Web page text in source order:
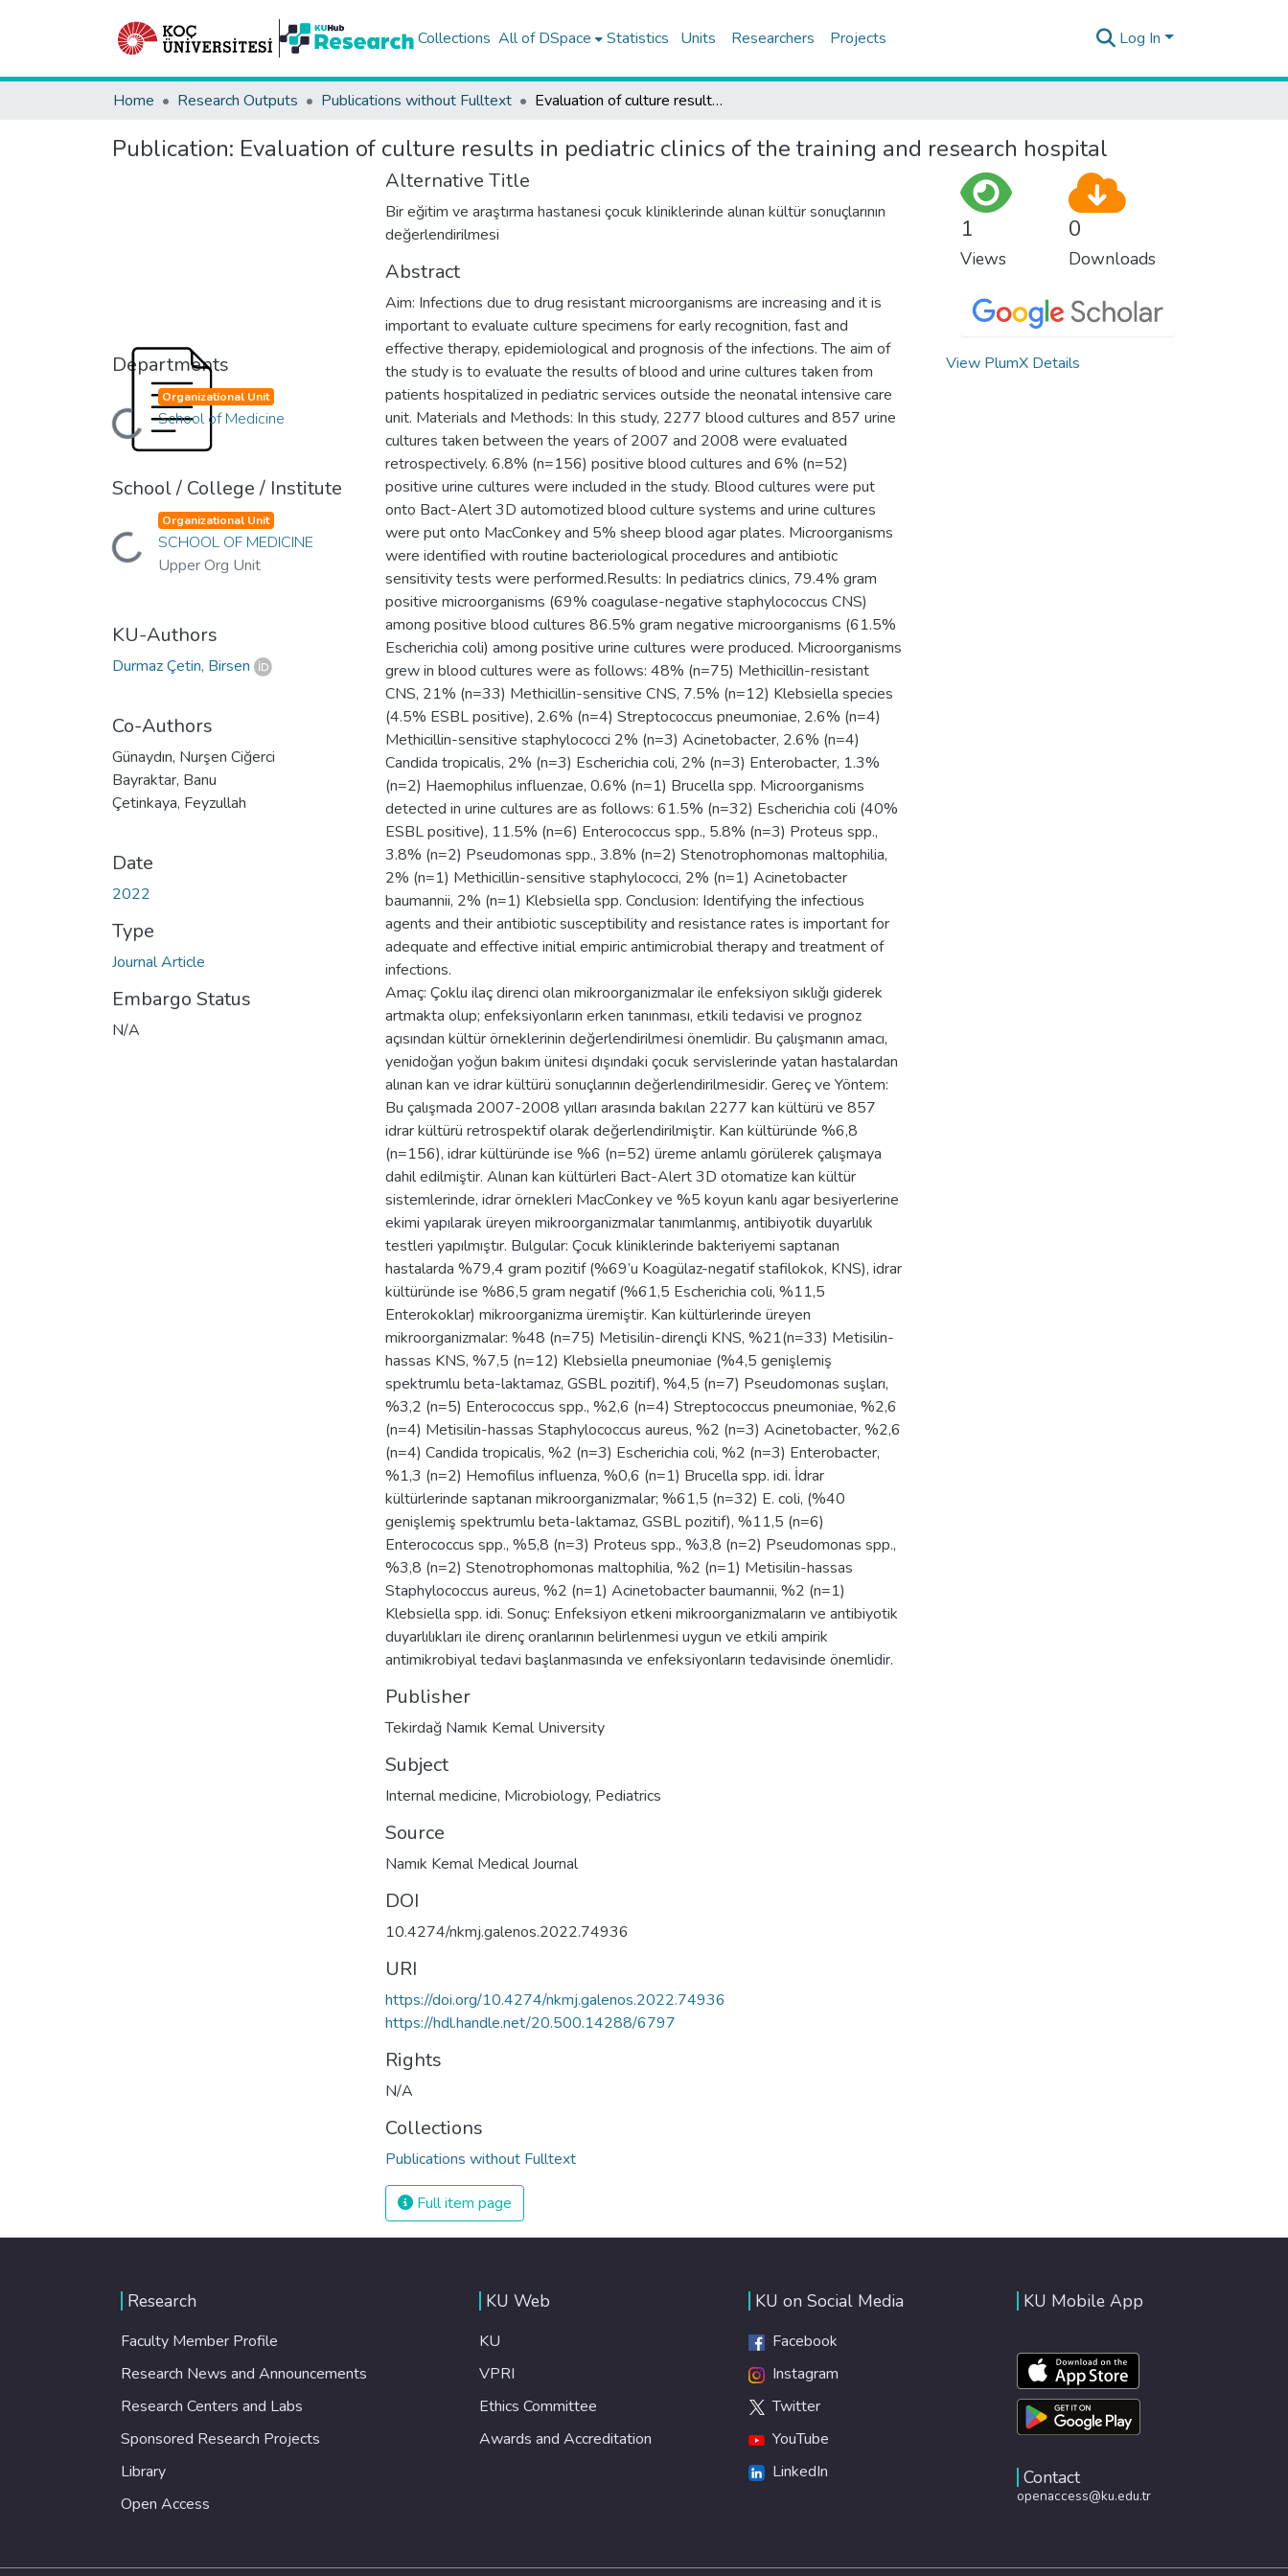
Collections All of DSpace Statistics Units Researchers Projects Log In
Home Research Outputs Publications without Fulltext Evaluation of culture results in pediatric clinics of the training and research hospital
Publication: Evaluation of culture results in pediatric clinics of the training and research hospital
Departments
Loading... Organizational Unit
School of Medicine
School / College / Institute
Loading... Organizational Unit
SCHOOL OF MEDICINE
Upper Org Unit
KU-Authors
Durmaz Çetin, Birsen
Co-Authors
Günaydın, Nurşen Ciğerci
Bayraktar, Banu
Çetinkaya, Feyzullah
Date
2022
Type
Journal Article
Embargo Status
N/A
Alternative Title
Bir eğitim ve araştırma hastanesi çocuk kliniklerinde alınan kültür sonuçlarının
değerlendirilmesi
Abstract
Aim: Infections due to drug resistant microorganisms are increasing and it is
important to evaluate culture specimens for early recognition, fast and
effective therapy, epidemiological and prognosis of the infections. The aim of
the study is to evaluate the results of blood and urine cultures taken from
patients hospitalized in pediatric services outside the neonatal intensive care
unit. Materials and Methods: In this study, 2277 blood cultures and 857 urine
cultures taken between the years of 2007 and 2008 were evaluated
retrospectively. 6.8% (n=156) positive blood cultures and 6% (n=52)
positive urine cultures were included in the study. Blood cultures were put
onto Bact-Alert 3D automotized blood culture systems and urine cultures
were put onto MacConkey and 5% sheep blood agar plates. Microorganisms
were identified with routine bacteriological procedures and antibiotic
sensitivity tests were performed.Results: In pediatrics clinics, 79.4% gram
positive microorganisms (69% coagulase-negative staphylococcus CNS)
among positive blood cultures 86.5% gram negative microorganisms (61.5%
Escherichia coli) among positive urine cultures were produced. Microorganisms
grew in blood cultures were as follows: 48% (n=75) Methicillin-resistant
CNS, 21% (n=33) Methicillin-sensitive CNS, 7.5% (n=12) Klebsiella species
(4.5% ESBL positive), 2.6% (n=4) Streptococcus pneumoniae, 2.6% (n=4)
Methicillin-sensitive staphylococci 2% (n=3) Acinetobacter, 2.6% (n=4)
Candida tropicalis, 2% (n=3) Escherichia coli, 2% (n=3) Enterobacter, 1.3%
(n=2) Haemophilus influenzae, 0.6% (n=1) Brucella spp. Microorganisms
detected in urine cultures are as follows: 61.5% (n=32) Escherichia coli (40%
ESBL positive), 11.5% (n=6) Enterococcus spp., 5.8% (n=3) Proteus spp.,
3.8% (n=2) Pseudomonas spp., 3.8% (n=2) Stenotrophomonas maltophilia,
2% (n=1) Methicillin-sensitive staphylococci, 2% (n=1) Acinetobacter
baumannii, 2% (n=1) Klebsiella spp. Conclusion: Identifying the infectious
agents and their antibiotic susceptibility and resistance rates is important for
adequate and effective initial empiric antimicrobial therapy and treatment of
infections.
Amaç: Çoklu ilaç direnci olan mikroorganizmalar ile enfeksiyon sıklığı giderek
artmakta olup; enfeksiyonların erken tanınması, etkili tedavisi ve prognoz
açısından kültür örneklerinin değerlendirilmesi önemlidir. Bu çalışmanın amacı,
yenidoğan yoğun bakım ünitesi dışındaki çocuk servislerinde yatan hastalardan
alınan kan ve idrar kültürü sonuçlarının değerlendirilmesidir. Gereç ve Yöntem:
Bu çalışmada 2007-2008 yılları arasında bakılan 2277 kan kültürü ve 857
idrar kültürü retrospektif olarak değerlendirilmiştir. Kan kültüründe %6,8
(n=156), idrar kültüründe ise %6 (n=52) üreme anlamlı görülerek çalışmaya
dahil edilmiştir. Alınan kan kültürleri Bact-Alert 3D otomatize kan kültür
sistemlerinde, idrar örnekleri MacConkey ve %5 koyun kanlı agar besiyerlerine
ekimi yapılarak üreyen mikroorganizmalar tanımlanmış, antibiyotik duyarlılık
testleri yapılmıştır. Bulgular: Çocuk kliniklerinde bakteriyemi saptanan
hastalarda %79,4 gram pozitif (%69’u Koagülaz-negatif stafilokok, KNS), idrar
kültüründe ise %86,5 gram negatif (%61,5 Escherichia coli, %11,5
Enterokoklar) mikroorganizma üremiştir. Kan kültürlerinde üreyen
mikroorganizmalar: %48 (n=75) Metisilin-dirençli KNS, %21(n=33) Metisilin-
hassas KNS, %7,5 (n=12) Klebsiella pneumoniae (%4,5 genişlemiş
spektrumlu beta-laktamaz, GSBL pozitif), %4,5 (n=7) Pseudomonas suşları,
%3,2 (n=5) Enterococcus spp., %2,6 (n=4) Streptococcus pneumoniae, %2,6
(n=4) Metisilin-hassas Staphylococcus aureus, %2 (n=3) Acinetobacter, %2,6
(n=4) Candida tropicalis, %2 (n=3) Escherichia coli, %2 (n=3) Enterobacter,
%1,3 (n=2) Hemofilus influenza, %0,6 (n=1) Brucella spp. idi. İdrar
kültürlerinde saptanan mikroorganizmalar; %61,5 (n=32) E. coli, (%40
genişlemiş spektrumlu beta-laktamaz, GSBL pozitif), %11,5 (n=6)
Enterococcus spp., %5,8 (n=3) Proteus spp., %3,8 (n=2) Pseudomonas spp.,
%3,8 (n=2) Stenotrophomonas maltophilia, %2 (n=1) Metisilin-hassas
Staphylococcus aureus, %2 (n=1) Acinetobacter baumannii, %2 (n=1)
Klebsiella spp. idi. Sonuç: Enfeksiyon etkeni mikroorganizmaların ve antibiyotik
duyarlılıkları ile direnç oranlarının belirlenmesi uygun ve etkili ampirik
antimikrobiyal tedavi başlanmasında ve enfeksiyonların tedavisinde önemlidir.
Publisher
Tekirdağ Namık Kemal University
Subject
Internal medicine, Microbiology, Pediatrics
Source
Namık Kemal Medical Journal
DOI
10.4274/nkmj.galenos.2022.74936
URI
https://doi.org/10.4274/nkmj.galenos.2022.74936
https://hdl.handle.net/20.500.14288/6797
Rights
N/A
Collections
Publications without Fulltext
Full item page
1
Views
0
Downloads
View PlumX Details
Research
Faculty Member Profile
Research News and Announcements
Research Centers and Labs
Sponsored Research Projects
Library
Open Access
KU Web
KU
VPRI
Ethics Committee
Awards and Accreditation
KU on Social Media
Facebook
Instagram
Twitter
YouTube
LinkedIn
KU Mobile App
Contact
openaccess@ku.edu.tr